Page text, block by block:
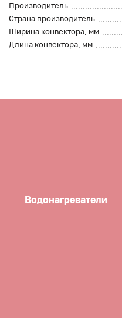
Производитель
Страна производитель
Ширина конвектора, мм
Длина конвектора, мм
Водонагреватели